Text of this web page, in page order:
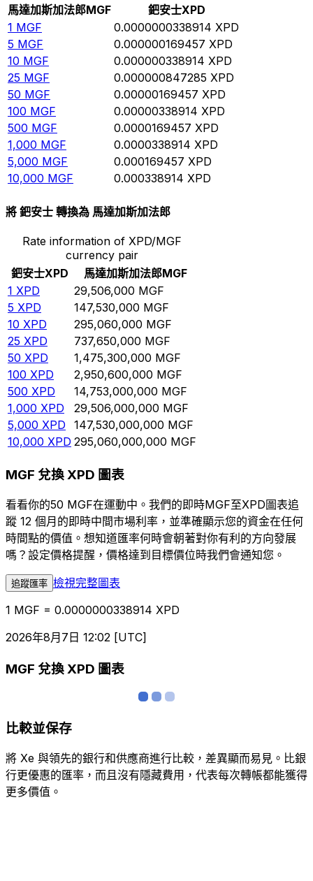
馬達加斯加法郎MGF 鈀安士XPD
1 MGF 0.0000000338914 XPD
5 MGF 0.000000169457 XPD
10 MGF 0.000000338914 XPD
25 MGF 0.000000847285 XPD
50 MGF 0.00000169457 XPD
100 MGF 0.00000338914 XPD
500 MGF 0.0000169457 XPD
1,000 MGF 0.0000338914 XPD
5,000 MGF 0.000169457 XPD
10,000 MGF 0.000338914 XPD
將 鈀安士 轉換為 馬達加斯加法郎
Rate information of XPD/MGF
currency pair
鈀安士XPD 馬達加斯加法郎MGF
1 XPD 29,506,000 MGF
5 XPD 147,530,000 MGF
10 XPD 295,060,000 MGF
25 XPD 737,650,000 MGF
50 XPD 1,475,300,000 MGF
100 XPD 2,950,600,000 MGF
500 XPD 14,753,000,000 MGF
1,000 XPD 29,506,000,000 MGF
5,000 XPD 147,530,000,000 MGF
10,000 XPD 295,060,000,000 MGF
MGF 兌換 XPD 圖表
看看你的50 MGF在運動中。我們的即時MGF至XPD圖表追
蹤 12 個月的即時中間市場利率，並準確顯示您的資金在任何
時間點的價值。想知道匯率何時會朝著對你有利的方向發展
嗎？設定價格提醒，價格達到目標價位時我們會通知您。
追蹤匯率 檢視完整圖表
1 MGF = 0.0000000338914 XPD
2026年8月7日 12:02 [UTC]
MGF 兌換 XPD 圖表
比較並保存
將 Xe 與領先的銀行和供應商進行比較，差異顯而易見。比銀
行更優惠的匯率，而且沒有隱藏費用，代表每次轉帳都能獲得
更多價值。